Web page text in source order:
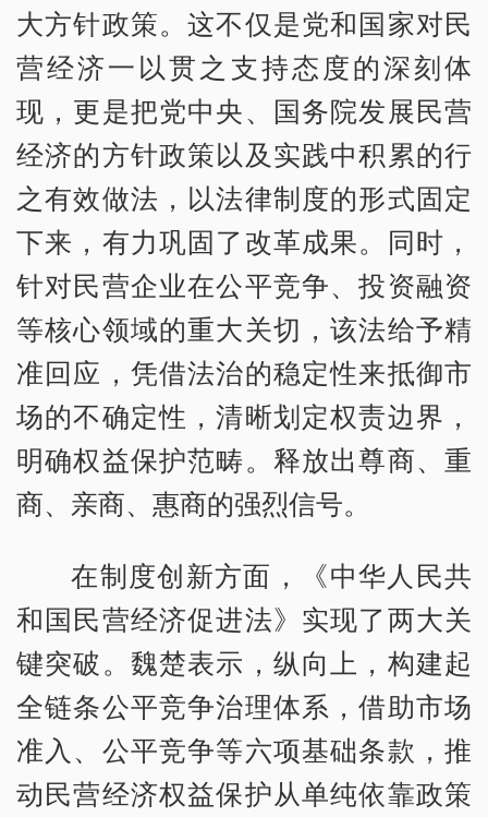
大方针政策。这不仅是党和国家对民
营经济一以贯之支持态度的深刻体
现，更是把党中央、国务院发展民营
经济的方针政策以及实践中积累的行
之有效做法，以法律制度的形式固定
下来，有力巩固了改革成果。同时，
针对民营企业在公平竞争、投资融资
等核心领域的重大关切，该法给予精
准回应，凭借法治的稳定性来抵御市
场的不确定性，清晰划定权责边界，
明确权益保护范畴。释放出尊商、重
商、亲商、惠商的强烈信号。
在制度创新方面，《中华人民共
和国民营经济促进法》实现了两大关
键突破。魏楚表示，纵向上，构建起
全链条公平竞争治理体系，借助市场
准入、公平竞争等六项基础条款，推
动民营经济权益保护从单纯依靠政策